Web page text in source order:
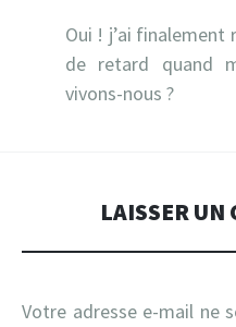
Oui ! j’ai finalement
de retard quand
vivons-nous ?
LAISSER UN
Votre adresse e-mail ne